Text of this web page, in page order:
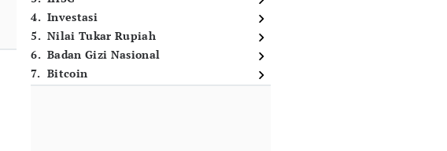
4. Investasi
5. Nilai Tukar Rupiah
6. Badan Gizi Nasional
7. Bitcoin